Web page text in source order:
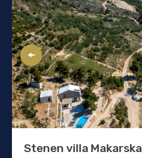
Stenen villa Makarska